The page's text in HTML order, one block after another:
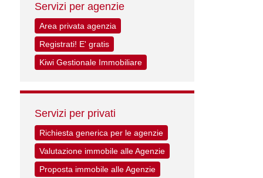
Servizi per agenzie
Area privata agenzia
Registrati! E' gratis
Kiwi Gestionale Immobiliare
Servizi per privati
Richiesta generica per le agenzie
Valutazione immobile alle Agenzie
Proposta immobile alle Agenzie